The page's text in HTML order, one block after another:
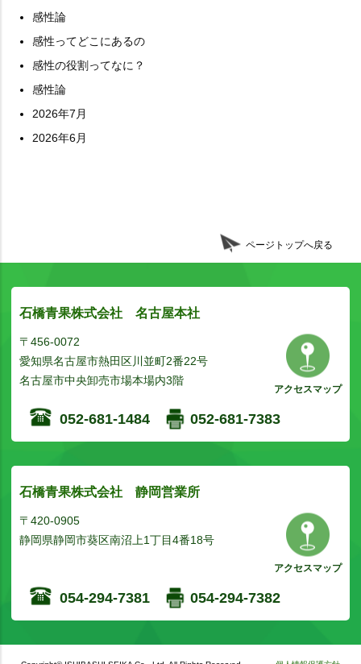
感性論
感性ってどこにあるの
感性の役割ってなに？
感性論
2026年7月
2026年6月
ページトップへ戻る
石橋青果株式会社 名古屋本社
〒456-0072
愛知県名古屋市熱田区川並町2番22号
名古屋市中央卸売市場本場内3階
アクセスマップ
052-681-1484 052-681-7383
石橋青果株式会社 静岡営業所
〒420-0905
静岡県静岡市葵区南沼上1丁目4番18号
アクセスマップ
054-294-7381 054-294-7382